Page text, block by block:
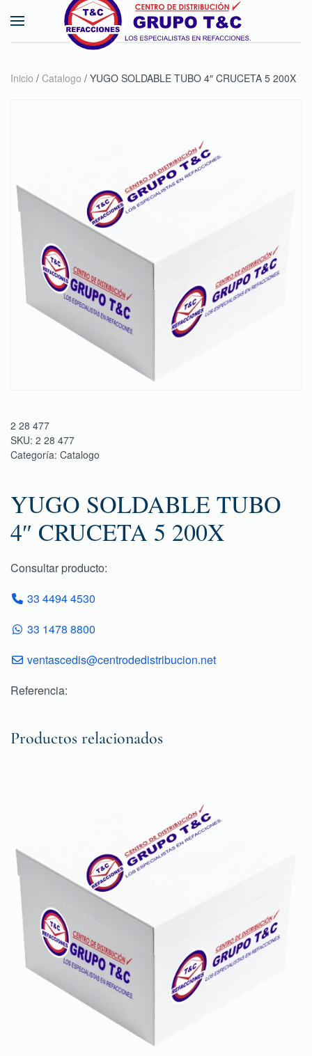
Skip to main content
Inicio / Catalogo / YUGO SOLDABLE TUBO 4″ CRUCETA 5 200X
2 28 477
SKU: 2 28 477
Categoría: Catalogo
YUGO SOLDABLE TUBO
4″ CRUCETA 5 200X
Consultar producto:
33 4494 4530
33 1478 8800
ventascedis@centrodedistribucion.net
Referencia:
Productos relacionados